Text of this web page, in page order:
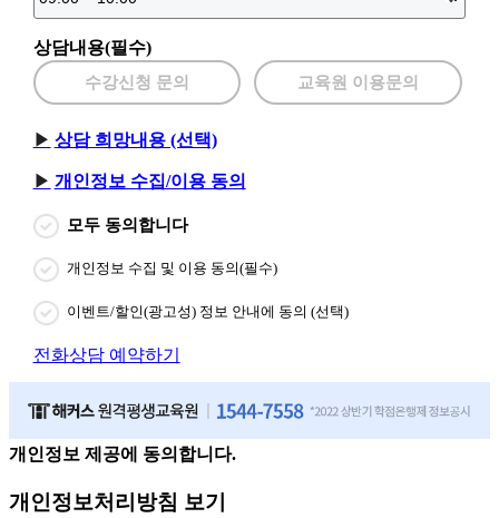
상담내용(필수)
수강신청 문의 교육원 이용문의
상담 희망내용 (선택)
개인정보 수집/이용 동의
모두 동의합니다
개인정보 수집 및 이용 동의(필수)
이벤트/할인(광고성) 정보 안내에 동의 (선택)
전화상담 예약하기
개인정보 제공에 동의합니다.
개인정보처리방침 보기